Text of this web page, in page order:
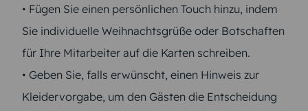
• Fügen Sie einen persönlichen Touch hinzu, indem
Sie individuelle Weihnachtsgrüße oder Botschaften
für Ihre Mitarbeiter auf die Karten schreiben.
• Geben Sie, falls erwünscht, einen Hinweis zur
Kleidervorgabe, um den Gästen die Entscheidung